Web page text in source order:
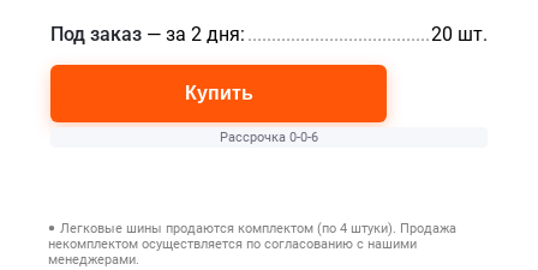
Под заказ — за 2 дня: 20 шт.
Купить
Рассрочка 0-0-6
Легковые шины продаются комплектом (по 4 штуки). Продажа
некомплектом осуществляется по согласованию с нашими
менеджерами.